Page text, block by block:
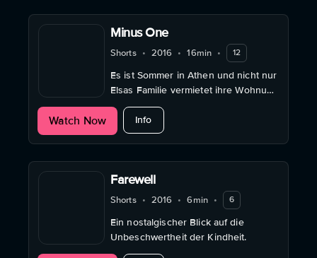
Minus One
Shorts • 2016 • 16min • 12
Es ist Sommer in Athen und nicht nur
Elsas Familie vermietet ihre Wohnung
an Touristen. In ihrer
"Ersatzwohnung" bleibt nur wenig
Raum für die Träume des
Watch Now Infoabout Minus One
Farewell
Shorts • 2016 • 6min • 6
Ein nostalgischer Blick auf die
Unbeschwertheit der Kindheit.